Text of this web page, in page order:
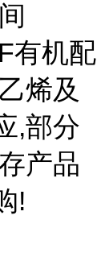
有机配
烯及
,部分
产品
!